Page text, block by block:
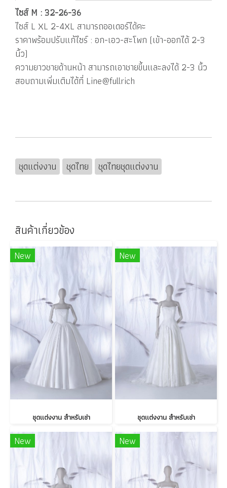
ไซส์ M : 32-26-36
ไซส์ L XL 2-4XL สามารถออเดอร์ได้คะ
ราคาพร้อมปรับแก้ไซร์ : อก-เอว-สะโพก (เข้า-ออกได้ 2-3
นิ้ว)
ความยาวชายด้านหน้า สามารถเอาชายขี้นและลงได้ 2-3 นิ้ว
สอบถามเพิ่มเติมได้ที่ Line@fullrich
ชุดแต่งงาน ชุดไทย ชุดไทยชุดแต่งงาน
สินค้าเกี่ยวข้อง
New
ชุดแต่งงาน สำหรับเช่า
New
ชุดแต่งงาน สำหรับเช่า
New New